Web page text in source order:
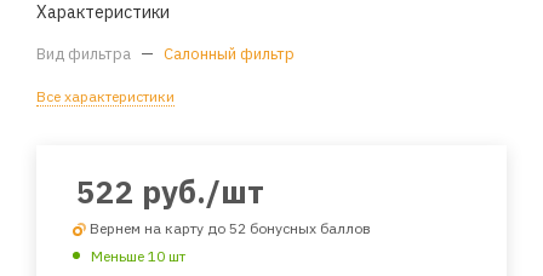
Характеристики
Вид фильтра — Салонный фильтр
Все характеристики
522 руб./шт
Вернем на карту до 52 бонусных баллов
Меньше 10 шт